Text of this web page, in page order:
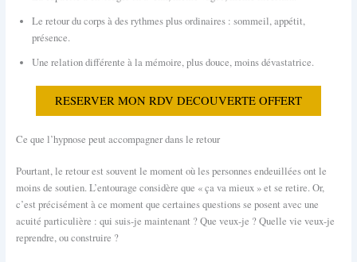
Le retour du corps à des rythmes plus ordinaires : sommeil, appétit,
présence.
Une relation différente à la mémoire, plus douce, moins dévastatrice.
RESERVER MON RDV DECOUVERTE OFFERT
Ce que l’hypnose peut accompagner dans le retour
Pourtant, le retour est souvent le moment où les personnes endeuillées ont le
moins de soutien. L’entourage considère que « ça va mieux » et se retire. Or,
c’est précisément à ce moment que certaines questions se posent avec une
acuité particulière : qui suis-je maintenant ? Que veux-je ? Quelle vie veux-je
reprendre, ou construire ?